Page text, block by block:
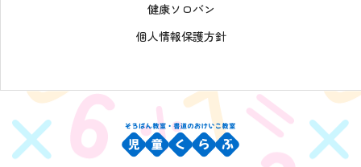
健康ソロバン
個人情報保護方針